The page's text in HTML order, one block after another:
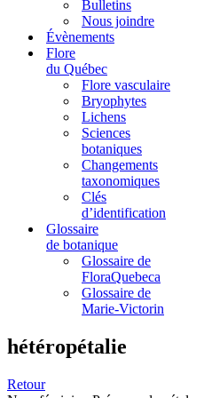
Bulletins
Nous joindre
Évènements
Flore
du Québec
Flore vasculaire
Bryophytes
Lichens
Sciences
botaniques
Changements
taxonomiques
Clés
d’identification
Glossaire
de botanique
Glossaire de
FloraQuebeca
Glossaire de
Marie-Victorin
hétéropétalie
Retour